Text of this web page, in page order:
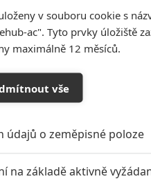
v souboru cookie s
ac". Tyto prvky úložiště
maximálně 12 měsíců.
vše
údajů o zeměpisné poloze
na základě aktivně